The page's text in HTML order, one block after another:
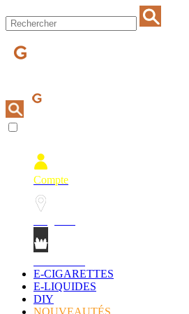
Compte
E-CIGARETTES
E-LIQUIDES
DIY
NOUVEAUTÉS